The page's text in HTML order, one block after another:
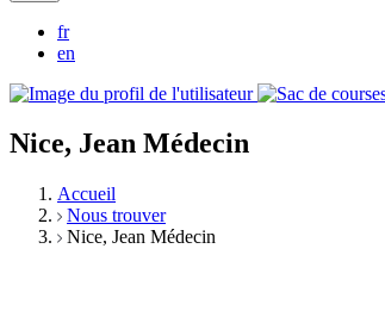
fr
en
Nice, Jean Médecin
Accueil
Nous trouver
Nice, Jean Médecin